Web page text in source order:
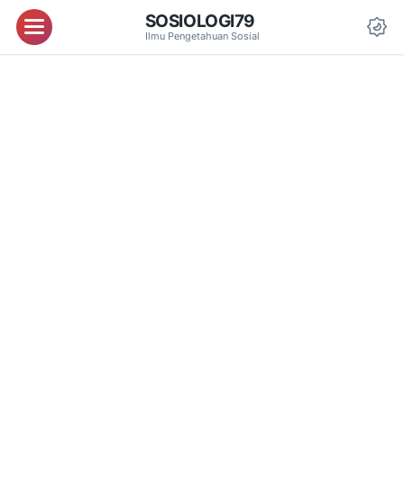
Menu SOSIOLOGI79
Ilmu Pengetahuan Sosial